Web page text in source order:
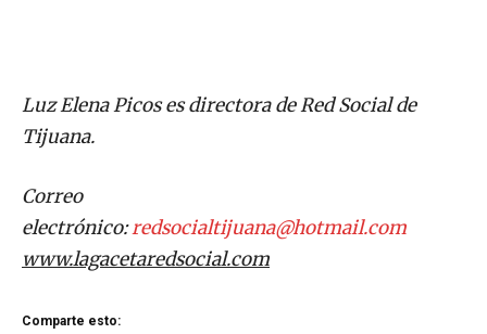
Luz Elena Picos es directora de Red Social de
Tijuana.
Correo
electrónico:redsocialtijuana@hotmail.com
www.lagacetaredsocial.com
Comparte esto: